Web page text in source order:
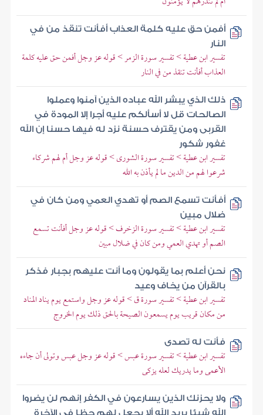
أفمن حق عليه كلمة العذاب أفأنت تنقذ من في
النار
تفسير ابن عطية > تفسير سورة الزمر > قوله عز وجل أفمن حق عليه كلمة
العذاب أفأنت تنقذ من في النار
ذلك الذي يبشر الله عباده الذين آمنوا وعملوا
الصالحات قل لا أسألكم عليه أجرا إلا المودة في
القربى ومن يقترف حسنة نزد له فيها حسنا إن الله
غفور شكور
تفسير ابن عطية > تفسير سورة الشورى > قوله عز وجل أم لهم شركاء
شرعوا لهم من الدين ما لم يأذن به الله
أفأنت تسمع الصم أو تهدي العمي ومن كان في
ضلال مبين
تفسير ابن عطية > تفسير سورة الزخرف > قوله عز وجل أفأنت تسمع
الصم أو تهدي العمي ومن كان في ضلال مبين
نحن أعلم بما يقولون وما أنت عليهم بجبار فذكر
بالقرآن من يخاف وعيد
تفسير ابن عطية > تفسير سورة ق > قوله عز وجل واستمع يوم يناد المناد
من مكان قريب يوم يسمعون الصيحة بالحق ذلك يوم الخروج
فأنت له تصدى
تفسير ابن عطية > تفسير سورة عبس > قوله عز وجل عبس وتولى أن جاءه
الأعمى وما يدريك لعله يزكى
ولا يحزنك الذين يسارعون في الكفر إنهم لن يضروا
الله شيئا يريد الله ألا يجعل لهم حظا في الآخرة